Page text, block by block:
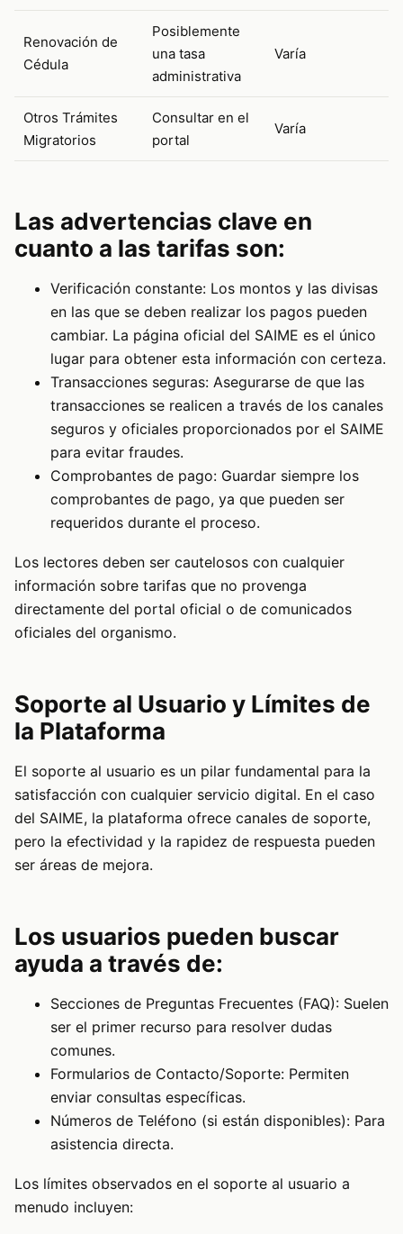
Renovación de
Cédula
Posiblemente
una tasa
administrativa
Varía
Otros Trámites
Migratorios
Consultar en el
portal
Varía
Las advertencias clave en
cuanto a las tarifas son:
Verificación constante: Los montos y las divisas
en las que se deben realizar los pagos pueden
cambiar. La página oficial del SAIME es el único
lugar para obtener esta información con certeza.
Transacciones seguras: Asegurarse de que las
transacciones se realicen a través de los canales
seguros y oficiales proporcionados por el SAIME
para evitar fraudes.
Comprobantes de pago: Guardar siempre los
comprobantes de pago, ya que pueden ser
requeridos durante el proceso.
Los lectores deben ser cautelosos con cualquier
información sobre tarifas que no provenga
directamente del portal oficial o de comunicados
oficiales del organismo.
Soporte al Usuario y Límites de
la Plataforma
El soporte al usuario es un pilar fundamental para la
satisfacción con cualquier servicio digital. En el caso
del SAIME, la plataforma ofrece canales de soporte,
pero la efectividad y la rapidez de respuesta pueden
ser áreas de mejora.
Los usuarios pueden buscar
ayuda a través de:
Secciones de Preguntas Frecuentes (FAQ): Suelen
ser el primer recurso para resolver dudas
comunes.
Formularios de Contacto/Soporte: Permiten
enviar consultas específicas.
Números de Teléfono (si están disponibles): Para
asistencia directa.
Los límites observados en el soporte al usuario a
menudo incluyen: